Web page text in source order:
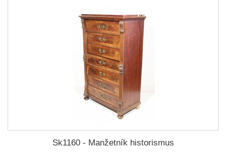
Sk1160 - Manžetník historismus